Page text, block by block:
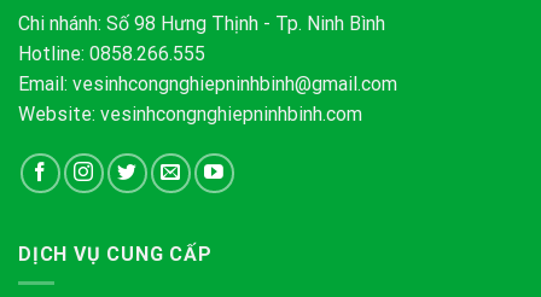
Chi nhánh: Số 98 Hưng Thịnh - Tp. Ninh Bình
Hotline: 0858.266.555
Email: vesinhcongnghiepninhbinh@gmail.com
Website: vesinhcongnghiepninhbinh.com
DỊCH VỤ CUNG CẤP